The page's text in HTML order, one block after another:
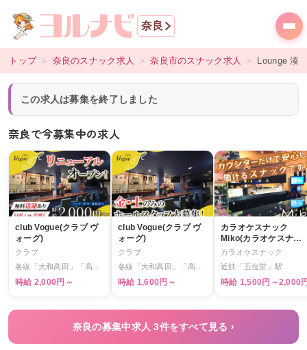
奈良
トップ ＞ 奈良のスナック求人 ＞ 奈良市のスナック求人 ＞ Lounge 湊
この求人は募集を終了しました
奈良で今募集中の求人
club Vogue(クラブ ヴ
ォーグ)
クラブ
時給 2,000円～
club Vogue(クラブ ヴ
ォーグ)
クラブ
時給 1,600円～
カラオケスナック
Miko(カラオケスナッ
ク ミコ)
カラオケスナック
近鉄「五位堂」駅
時給 1,500円～2,000
奈良の募集中求人 3件をすべて見る ›